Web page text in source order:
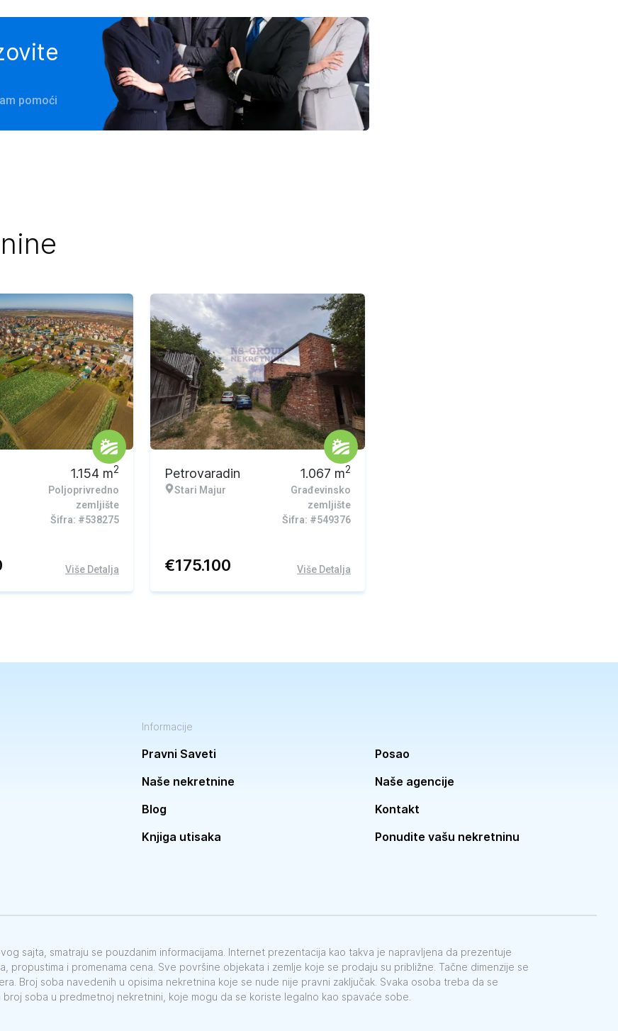
pomoći
1.154 m2
Poljoprivredno
zemljište
Šifra: #538275
Više Detalja
Petrovaradin
Stari Majur
1.067 m2
Građevinsko
zemljište
Šifra: #549376
€175.100 Više Detalja
Informacije
Pravni Saveti
Posao
Naše nekretnine
Naše agencije
Blog
Kontakt
Knjiga utisaka
Ponudite vašu nekretninu
sajta, smatraju se pouzdanim informacijama. Internet prezentacija kao takva je napravljena da prezentuje
i promenama cena. Sve površine objekata i zemlje koje se prodaju su približne. Tačne dimenzije se
Broj soba navedenih u opisima nekretnina koje se nude nije pravni zaključak. Svaka osoba treba da se
soba u predmetnoj nekretnini, koje mogu da se koriste legalno kao spavaće sobe.